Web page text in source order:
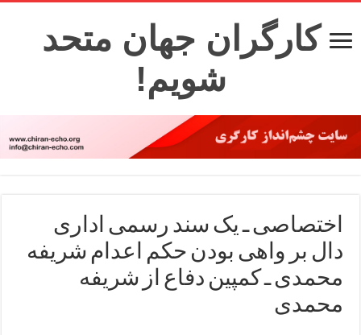
کارگران جهان متحد
شویم!
اختصاصی ـ یک سند رسمی اداری
دال بر واهی بودن حکم اعدام شریفه
محمدی ـ کمپین دفاع از شریفه
محمدی